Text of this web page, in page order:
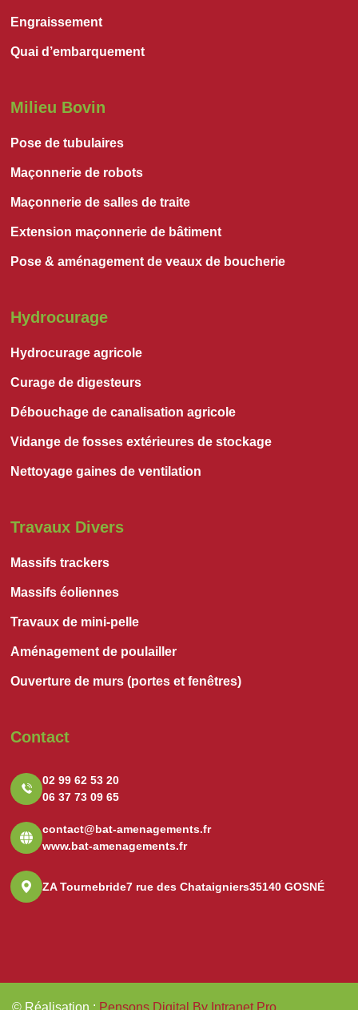
Engraissement
Quai d’embarquement
Milieu Bovin
Pose de tubulaires
Maçonnerie de robots
Maçonnerie de salles de traite
Extension maçonnerie de bâtiment
Pose & aménagement de veaux de boucherie
Hydrocurage
Hydrocurage agricole
Curage de digesteurs
Débouchage de canalisation agricole
Vidange de fosses extérieures de stockage
Nettoyage gaines de ventilation
Travaux Divers
Massifs trackers
Massifs éoliennes
Travaux de mini-pelle
Aménagement de poulailler
Ouverture de murs (portes et fenêtres)
Contact
02 99 62 53 20
06 37 73 09 65
contact@bat-amenagements.fr
www.bat-amenagements.fr
ZA Tournebride7 rue des Chataigniers35140 GOSNÉ
© Réalisation : Pensons Digital By Intranet Pro